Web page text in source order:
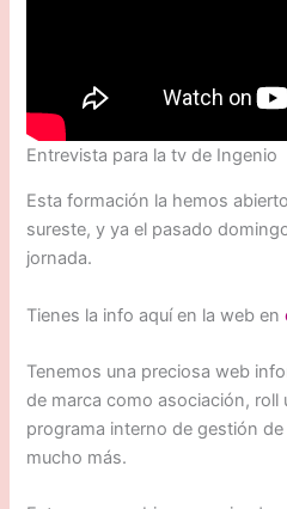
Entrevista para la tv de Ingenio
Esta formación la hemos
sureste, y ya el pasado
jornada.
Tienes la info aquí en la web en
Tenemos una preciosa web
de marca como asociación,
programa interno de gestión
mucho más.